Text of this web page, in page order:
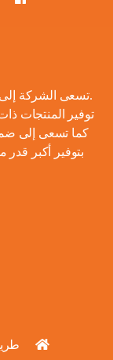
.تسعى الشركة إلى
توفير المنتجات
كما تسعى إلى
بتوفير أكبر